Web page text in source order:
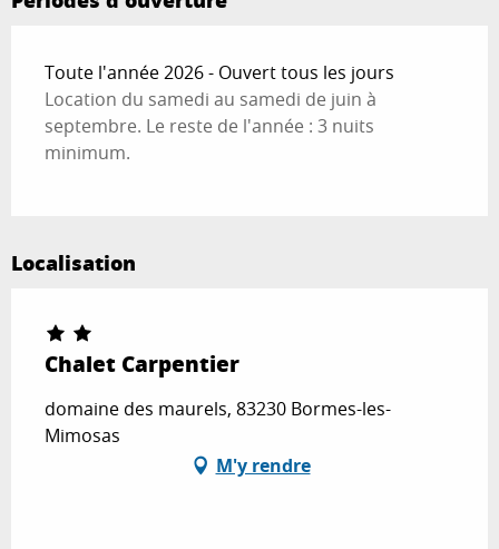
Toute l'année 2026 - Ouvert tous les jours
Location du samedi au samedi de juin à
septembre. Le reste de l'année : 3 nuits
minimum.
Localisation
Chalet Carpentier
domaine des maurels, 83230 Bormes-les-
Mimosas
M'y rendre